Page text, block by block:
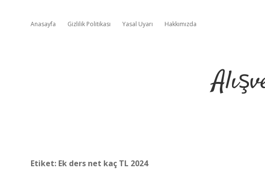
Anasayfa Gizlilik Politikası Yasal Uyarı Hakkımızda
Etiket: Ek ders net kaç TL 2024